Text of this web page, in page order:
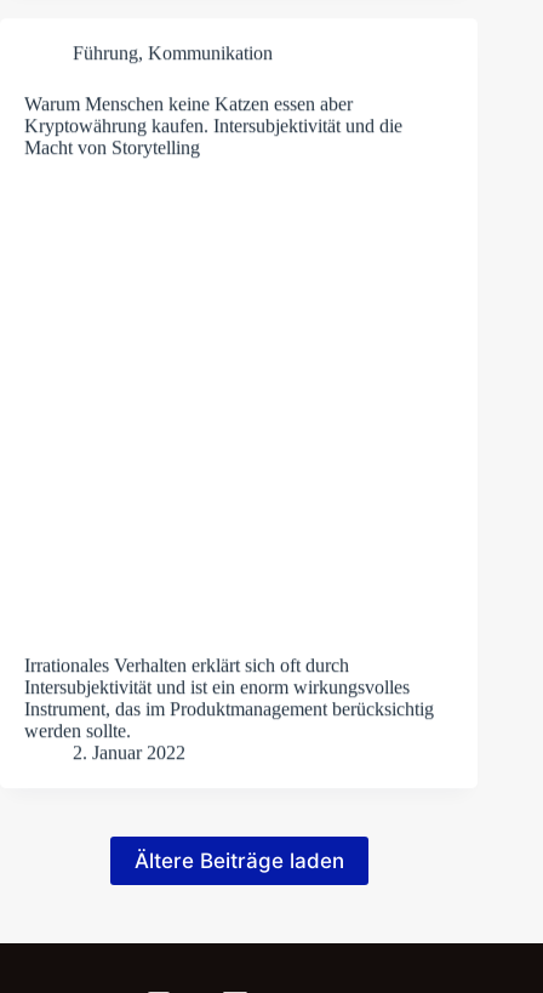
Führung, Kommunikation
Warum Menschen keine Katzen essen aber
Kryptowährung kaufen. Intersubjektivität und die
Macht von Storytelling
Irrationales Verhalten erklärt sich oft durch
Intersubjektivität und ist ein enorm wirkungsvolles
Instrument, das im Produktmanagement berücksichtig
werden sollte.
2. Januar 2022
Ältere Beiträge laden